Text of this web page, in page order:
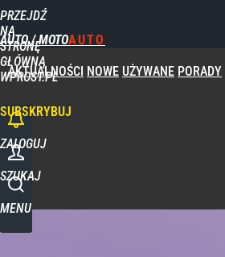
PRZEJDŹ
NA
STRONĘ
GŁÓWNĄ
WPROST.PL
AUTO / MOTO
AKTUALNOŚCI NOWE UŻYWANE PORADY
SUBSKRYBUJ
ZALOGUJ
SZUKAJ
MENU